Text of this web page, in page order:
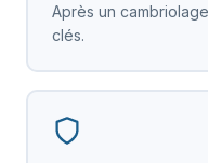
Après un
clés.